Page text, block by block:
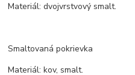
Materiál: dvojvrstvový smalt.
Smaltovaná pokrievka
Materiál: kov, smalt.